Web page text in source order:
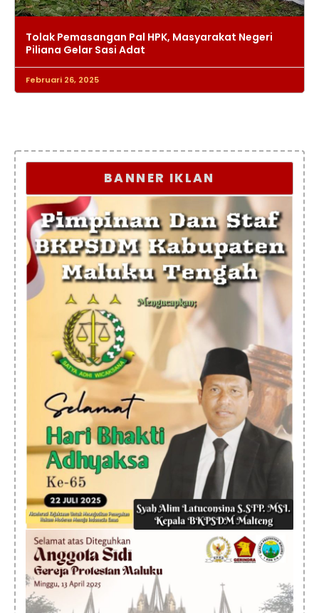
Tolak Pemasangan Pal HPK, Masyarakat Negeri
Piliana Gelar Sasi Adat
Februari 26, 2025
BANNER IKLAN